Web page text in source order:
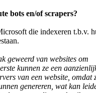
bots en/of scrapers?
die indexeren t.b.v.
geweerd van websites om
kunnen ze een
van een website, omdat
genereren, wat kan